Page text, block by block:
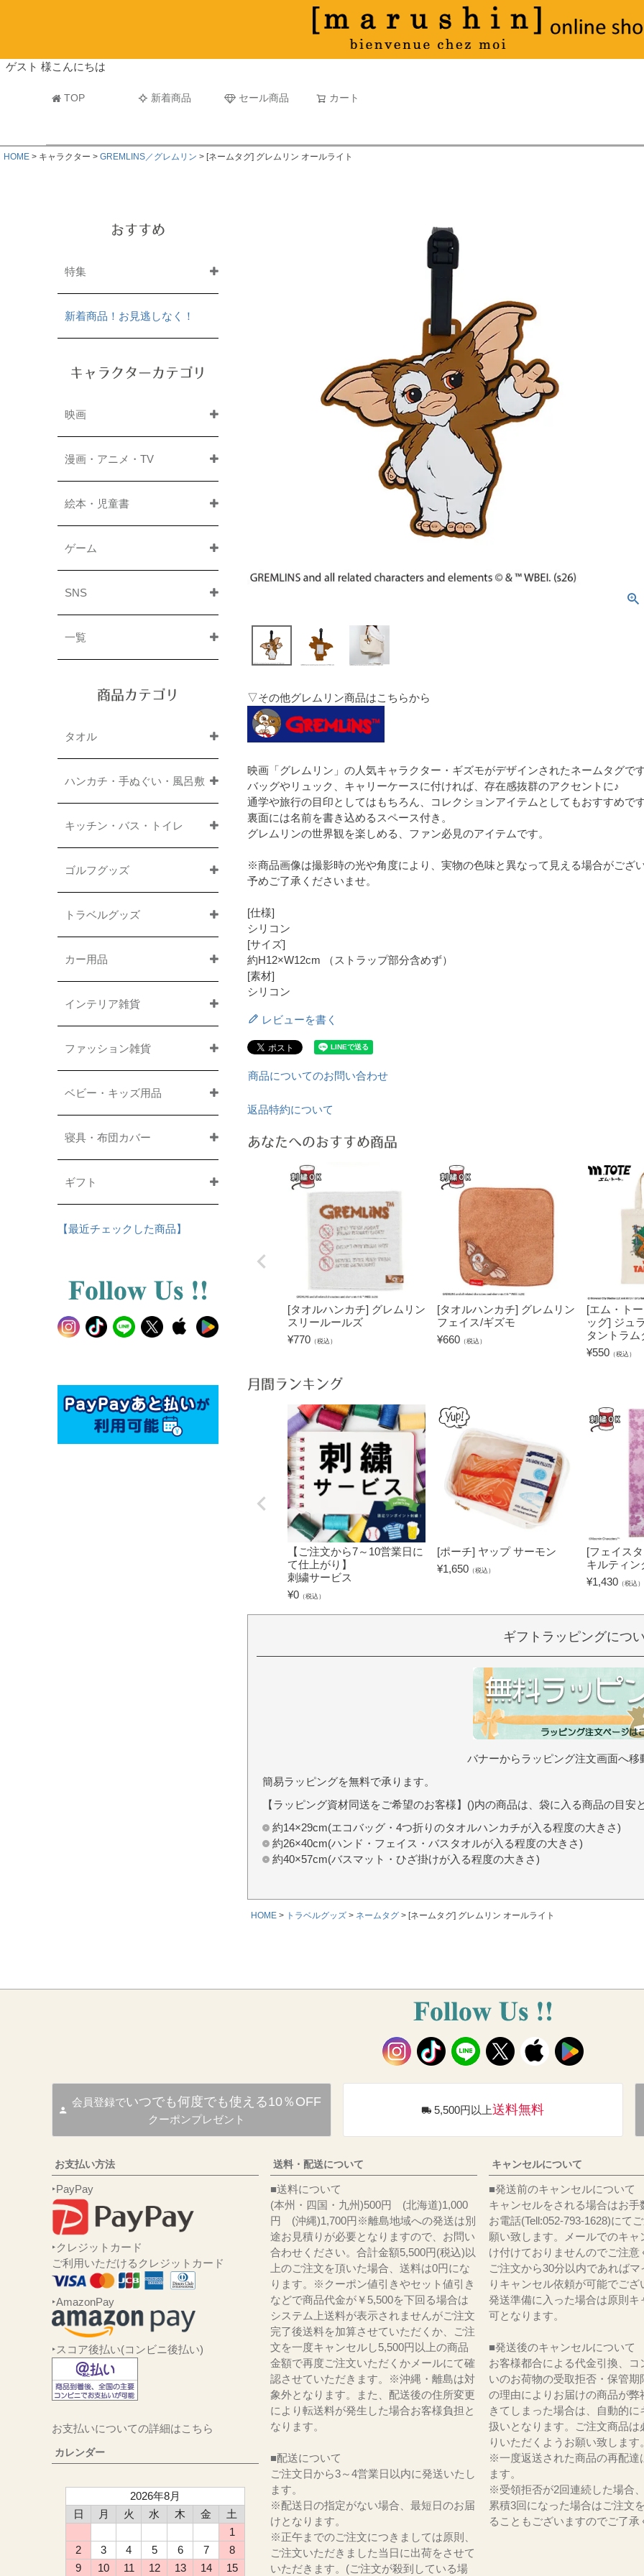
ゲスト 様こんにちは
TOP 新着商品 セール商品 カート
マフラータオル
並び順
新着順
古い順 価格が
HOME キャラクター GREMLINS／グレムリン [ネームタグ] グレムリン オールライト
おすすめ
特集
新着商品！お見逃しなく！
キャラクターカテゴリ
映画
漫画・アニメ・TV
絵本・児童書
ゲーム
SNS
一覧
商品カテゴリ
タオル
ハンカチ・手ぬぐい・風呂敷
キッチン・バス・トイレ
ゴルフグッズ
トラベルグッズ
カー用品
インテリア雑貨
ファッション雑貨
ベビー・キッズ用品
寝具・布団カバー
ギフト
【最近チェックした商品】
▽その他グレムリン商品はこちらから
映画「グレムリン」の人気キャラクター・ギズモがデザインされたネームタグです
バッグやリュック、キャリーケースに付ければ、存在感抜群のアクセントに♪
通学や旅行の目印としてはもちろん、コレクションアイテムとしてもおすすめです
裏面には名前を書き込めるスペース付き。
グレムリンの世界観を楽しめる、ファン必見のアイテムです。
※商品画像は撮影時の光や角度により、実物の色味と異なって見える場合がござい
予めご了承くださいませ。
[仕様]
シリコン
[サイズ]
約H12×W12cm （ストラップ部分含めず）
[素材]
シリコン
レビューを書く
商品についてのお問い合わせ
返品特約について
あなたへのおすすめ商品
[タオルハンカチ] グレムリン
スリールールズ
¥770 （税込）
[タオルハンカチ] グレムリン
フェイス/ギズモ
¥660 （税込）
[エム・ト
ッグ] ジュ
タントラム
¥550 （税込）
月間ランキング
【ご注文から7～10営業日に
て仕上がり】
刺繍サービス
¥0 （税込）
[ポーチ] ヤップ サーモン
¥1,650 （税込）
[フェイス
キルティン
¥1,430 （税込）
ギフトラッピングにつ
バナーからラッピング注文画面へ移
簡易ラッピングを無料で承ります。
【ラッピング資材同送をご希望のお客様】()内の商品は、袋に入る商品の目安
約14×29cm(エコバッグ・4つ折りのタオルハンカチが入る程度の大きさ)
約26×40cm(ハンド・フェイス・バスタオルが入る程度の大きさ)
約40×57cm(バスマット・ひざ掛けが入る程度の大きさ)
HOME トラベルグッズ ネームタグ [ネームタグ] グレムリン オールライト
会員登録でいつでも何度でも使える10％OFF
クーポンプレゼント
5,500円以上送料無料
お支払い方法
‣PayPay
‣クレジットカード
ご利用いただけるクレジットカード
‣AmazonPay
‣スコア後払い(コンビニ後払い)
お支払いについての詳細はこちら
カレンダー
2026年8月
日
月 火 水 木 金
土
1
2
3 4 5 6 7
8
9
10 11 12 13 14 15
送料・配送について
■送料について
(本州・四国・九州)500円 (北海道)1,000
円 (沖縄)1,700円※離島地域への発送は別
途お見積りが必要となりますので、お問い
合わせください。合計金額5,500円(税込)以
上のご注文を頂いた場合、送料は0円にな
ります。※クーポン値引きやセット値引き
などで商品代金が￥5,500を下回る場合は
システム上送料が表示されませんがご注文
完了後送料を加算させていただくか、ご注
文を一度キャンセルし5,500円以上の商品
金額で再度ご注文いただくかメールにて確
認させていただきます。※沖縄・離島は対
象外となります。また、配送後の住所変更
により転送料が発生した場合お客様負担と
なります。
■配送について
ご注文日から3～4営業日以内に発送いたし
ます。
※配送日の指定がない場合、最短日のお届
けとなります。
※正午までのご注文につきましては原則、
ご注文いただきました当日に出荷をさせて
いただきます。(ご注文が殺到している場
キャンセルについて
■発送前のキャンセルについて
キャンセルをされる場合はお手
お電話(Tell:052-793-1628)にて
願い致します。メールでのキャ
け付けておりませんのでご注意
ご注文から30分以内であればマ
りキャンセル依頼が可能でござ
発送準備に入った場合は原則キ
可となります。
■発送後のキャンセルについて
お客様都合による代金引換、コ
いのお荷物の受取拒否・保管期
の理由によりお届けの商品が弊
きてしまった場合は、自動的に
扱いとなります。ご注文商品は
りいただくようお願い致します。
※一度返送された商品の再配達
ます。
※受領拒否が2回連続した場合
累積3回になった場合はご注文
ることもございますのでご了承